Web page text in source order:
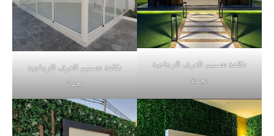
تكلفة تصميم الغرف الزجاجية
بجدة
تكلفة تصميم الغرف الزجاجية
بجدة